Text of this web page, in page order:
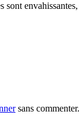
sans commenter.